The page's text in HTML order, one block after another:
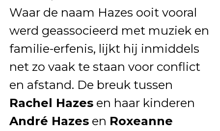
Waar de naam Hazes ooit vooral
werd geassocieerd met muziek en
familie-erfenis, lijkt hij inmiddels
net zo vaak te staan voor conflict
en afstand. De breuk tussen
Rachel Hazesen haar kinderen
André Hazesen Roxeanne